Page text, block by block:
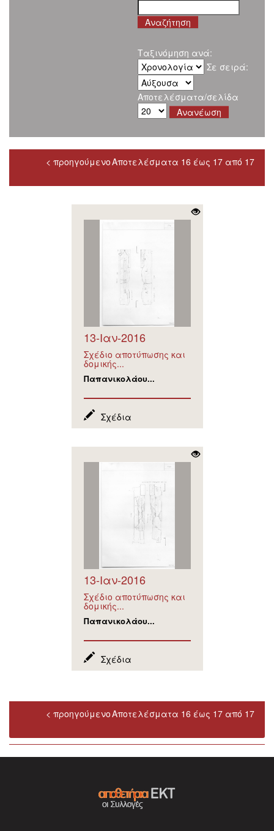
Ταξινόμηση ανά:
Σε σειρά:
Αποτελέσματα/σελίδα
Αποτελέσματα 16 έως 17 από 17
< προηγούμενο
13-Ιαν-2016
Σχέδιο αποτύπωσης και
δομικής...
Παπανικολάου...
Σχέδια
13-Ιαν-2016
Σχέδιο αποτύπωσης και
δομικής...
Παπανικολάου...
Σχέδια
Αποτελέσματα 16 έως 17 από 17
< προηγούμενο